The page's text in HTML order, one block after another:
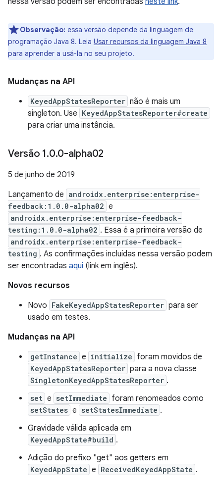
Observação: essa versão depende da linguagem de
programação Java 8. Leia Usar recursos da linguagem Java 8
para aprender a usá-la no seu projeto.
Mudanças na API
KeyedAppStatesReporter não é mais um
singleton. Use KeyedAppStatesReporter#create
para criar uma instância.
Versão 1.0.0-alpha02
5 de junho de 2019
Lançamento de androidx.enterprise:enterprise-
feedback:1.0.0-alpha02 e
androidx.enterprise:enterprise-feedback-
testing:1.0.0-alpha02 . Essa é a primeira versão de
androidx.enterprise:enterprise-feedback-
testing . As confirmações incluídas nessa versão podem
ser encontradas aqui (link em inglês).
Novos recursos
Novo FakeKeyedAppStatesReporter para ser
usado em testes.
Mudanças na API
getInstance e initialize foram movidos de
KeyedAppStatesReporter para a nova classe
SingletonKeyedAppStatesReporter .
set e setImmediate foram renomeados como
setStates e setStatesImmediate .
Gravidade válida aplicada em
KeyedAppState#build .
Adição do prefixo "get" aos getters em
KeyedAppState e ReceivedKeyedAppState .